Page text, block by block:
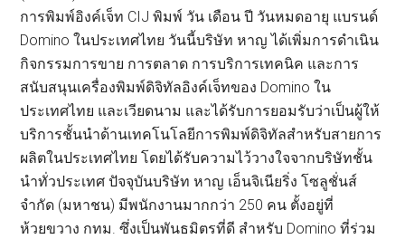
การพิมพ์อิงค์เจ็ท CIJ พิมพ์ วัน เดือน ปี วันหมดอายุ แบรนด์
Domino ในประเทศไทย วันนี้บริษัท หาญ ได้เพิ่มการดำเนิน
กิจกรรมการขาย การตลาด การบริการเทคนิค และการ
สนับสนุนเครื่องพิมพ์ดิจิทัลอิงค์เจ็ทของ Domino ใน
ประเทศไทย และเวียดนาม และได้รับการยอมรับว่าเป็นผู้ให้
บริการชั้นนำด้านเทคโนโลยีการพิมพ์ดิจิทัลสำหรับสายการ
ผลิตในประเทศไทย โดยได้รับความไว้วางใจจากบริษัทชั้น
นำทั่วประเทศ ปัจจุบันบริษัท หาญ เอ็นจิเนียริ่ง โซลูชั่นส์
จำกัด (มหาชน) มีพนักงานมากกว่า 250 คน ตั้งอยู่ที่
ห้วยขวาง กทม. ซึ่งเป็นพันธมิตรที่ดี สำหรับ Domino ที่ร่วม